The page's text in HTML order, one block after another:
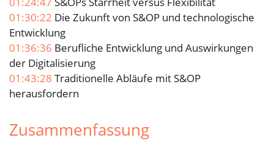
01:30:22 Die Zukunft von S&OP und technologische
Entwicklung
01:36:36 Berufliche Entwicklung und Auswirkungen
der Digitalisierung
01:43:28 Traditionelle Abläufe mit S&OP
herausfordern
Zusammenfassung